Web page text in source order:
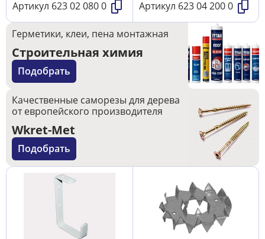
Артикул 623 02 080 0
Артикул 623 04 200 0
Герметики, клеи, пена монтажная
Строительная химия
Подобрать
Качественные саморезы для дерева
от европейского производителя
Wkret-Met
Подобрать